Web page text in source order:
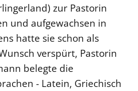
zur Pastorin
und aufgewachsen in
hatte sie schon als
verspürt, Pastorin
belegte die
- Latein, Griechisch